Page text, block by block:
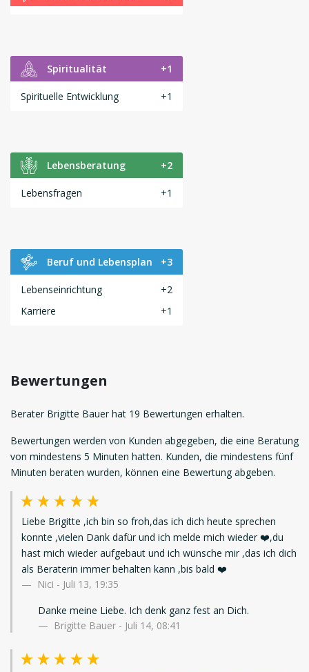
Spiritualität +1
Spirituelle Entwicklung +1
Lebensberatung +2
Lebensfragen +1
Beruf und Lebensplan +3
Lebenseinrichtung
+2
Karriere
+1
Bewertungen
Berater Brigitte Bauer hat 19 Bewertungen erhalten.
Bewertungen werden von Kunden abgegeben, die eine Beratung
von mindestens 5 Minuten hatten. Kunden, die mindestens fünf
Minuten beraten wurden, können eine Bewertung abgeben.
Liebe Brigitte ,ich bin so froh,das ich dich heute sprechen
konnte ,vielen Dank dafür und ich melde mich wieder ❤️,du
hast mich wieder aufgebaut und ich wünsche mir ,das ich dich
als Beraterin immer behalten kann ,bis bald ❤️
Nici - Juli 13, 19:35
Danke meine Liebe. Ich denk ganz fest an Dich.
Brigitte Bauer - Juli 14, 08:41